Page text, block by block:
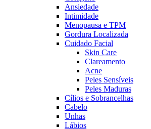
Ansiedade
Intimidade
Menopausa e TPM
Gordura Localizada
Cuidado Facial
Skin Care
Clareamento
Acne
Peles Sensíveis
Peles Maduras
Cílios e Sobrancelhas
Cabelo
Unhas
Lábios